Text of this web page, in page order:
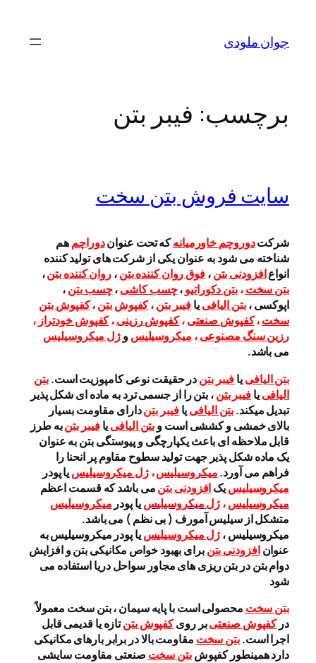
محتواجوان ملودی
برچسب: فیبر بتن
سایت فروش بتن سخت
شرکتدوروچم خاورمیانهکه تحت عنواندوراچمهم
شناخته می شود به عنوان یکی از شرکت های تولید کننده
انواعافزودنی بتن،فوق روان کننده بتن،روان کننده بتن،
بتن سخت،بتن دکوراتیو،چسب کاشی،چسب بتن،
اپوکسی ،بتن الیافییافیبر بتن،کفپوش بتن،کفپوش بتن
سخت،کفپوش صنعتی،کفپوش رزینی،کفپوش خودتراز ،
رزین سنگ مصنوعی، میکروسیلیسوژل میکروسیلیس
می باشد.
بتن الیافییافیبر بتندر حقیقت نوعی کامپوزیت است.بتن
الیافییافیبر بتن، بتن را از جسمی ترد به ماده ای شکل پذیر
تبدیل میکند.بتن الیافییافیبر بتندارای مقاومت بسیار
بالای خمشی و کششی است وبتن الیافییافیبر بتنبه طرز
قابل ملاحظه ای باعث یکپارچگی و پیوستگی بتن به عنوان
یک ماده شکل پذیر جهت تولید سطوح مقاوم پر انحنا را
فراهم می آورد.میکروسیلیس،ژل میکروسیلیسیا پودر
میکروسیلیسیکافزودنی بتنمی باشد كه قسمت اعظم
میکروسیلیس،ژلمیکروسیلیسیا پودر میکروسیلیس
متشكل از سیلیس آمورف ( بی نظم ) می باشد.
میکروسیلیس ،ژل میکروسیلیسیا پودر میکروسیلیس به
عنوان افزودنی بتنبرای بهبود خواص مکانیکی بتن و افزایش
دوام بتن در بتن ریزی های مجاور سواحل دریا استفاده می
شود
بتن سخت محصولی است با پایه سیمان ، بتن سخت معمولاً
در کفپوش صنعتیبر رویکفپوش بتنتازه یا قدیمی قابل
اجرا است.بتن سخت مقاومت بالا در برابر بارهای مکانیکی
دارد همینطور کفپوشبتن سخت صنعتی مقاومت سایشی